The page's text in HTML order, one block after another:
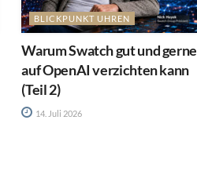
BLICKPUNKT UHREN
Warum Swatch gut und gerne
auf OpenAI verzichten kann
(Teil 2)
14. Juli 2026